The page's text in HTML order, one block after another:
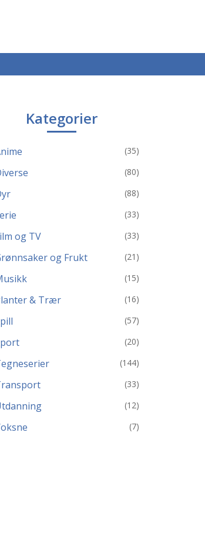
Kategorier
(35)
(80)
(88)
(33)
og TV (33)
og Frukt (21)
(15)
& Trær (16)
(57)
(20)
(144)
(33)
(12)
(7)